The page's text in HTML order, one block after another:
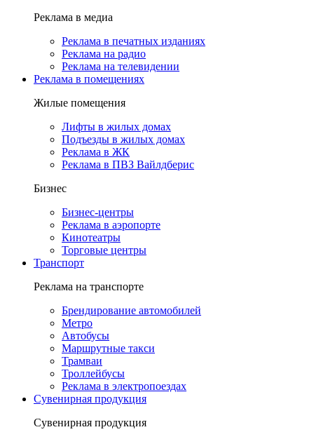
Реклама в медиа
Реклама в печатных изданиях
Реклама на радио
Реклама на телевидении
Реклама в помещениях
Жилые помещения
Лифты в жилых домах
Подъезды в жилых домах
Реклама в ЖК
Реклама в ПВЗ Вайлдберис
Бизнес
Бизнес-центры
Реклама в аэропорте
Кинотеатры
Торговые центры
Транспорт
Реклама на транспорте
Брендирование автомобилей
Метро
Автобусы
Маршрутные такси
Трамваи
Троллейбусы
Реклама в электропоездах
Сувенирная продукция
Сувенирная продукция